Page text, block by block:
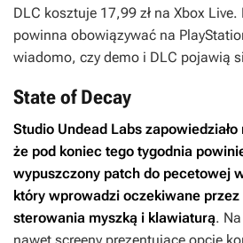
DLC kosztuje 17,99 zł na Xbox Live.
powinna obowiązywać na
wiadomo, czy demo i DLC pojawią
State of Decay
Studio Undead Labs zapowiedziało
że pod koniec tego tygodnia
wypuszczony patch do pecetowej
który wprowadzi oczekiwane
sterowania myszką i klawiaturą.